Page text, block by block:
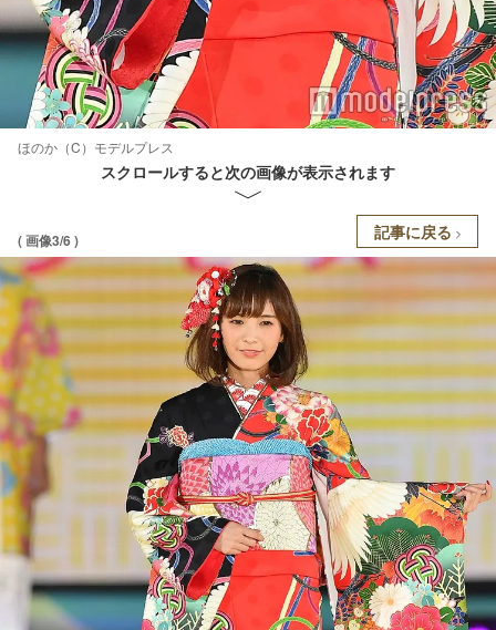
ほのか（C）モデルプレス
スクロールすると次の画像が表示されます
( 画像3/6 ) 記事に戻る